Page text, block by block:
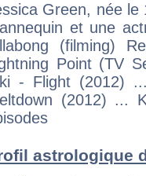
Green, née le
et une
(filming)
Point (TV
- Flight (2012)
(2012) ...
astrologique